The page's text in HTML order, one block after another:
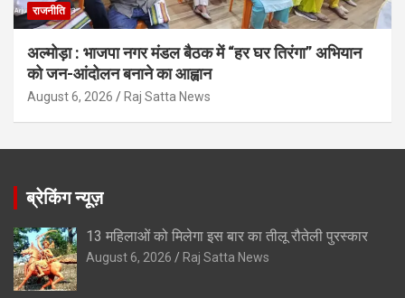
राजनीति
अल्मोड़ा : भाजपा नगर मंडल बैठक में “हर घर तिरंगा” अभियान
को जन-आंदोलन बनाने का आह्वान
August 6, 2026 Raj Satta News
ब्रेकिंग न्यूज़
13 महिलाओं को मिलेगा इस बार का तीलू रौतेली पुरस्कार
August 6, 2026 Raj Satta News